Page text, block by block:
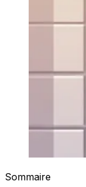
Sommaire